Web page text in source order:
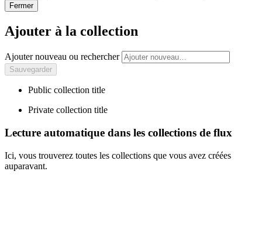
Fermer
Ajouter à la collection
Ajouter nouveau ou rechercher
Public collection title
Private collection title
Lecture automatique dans les collections de flux
Ici, vous trouverez toutes les collections que vous avez créées
auparavant.